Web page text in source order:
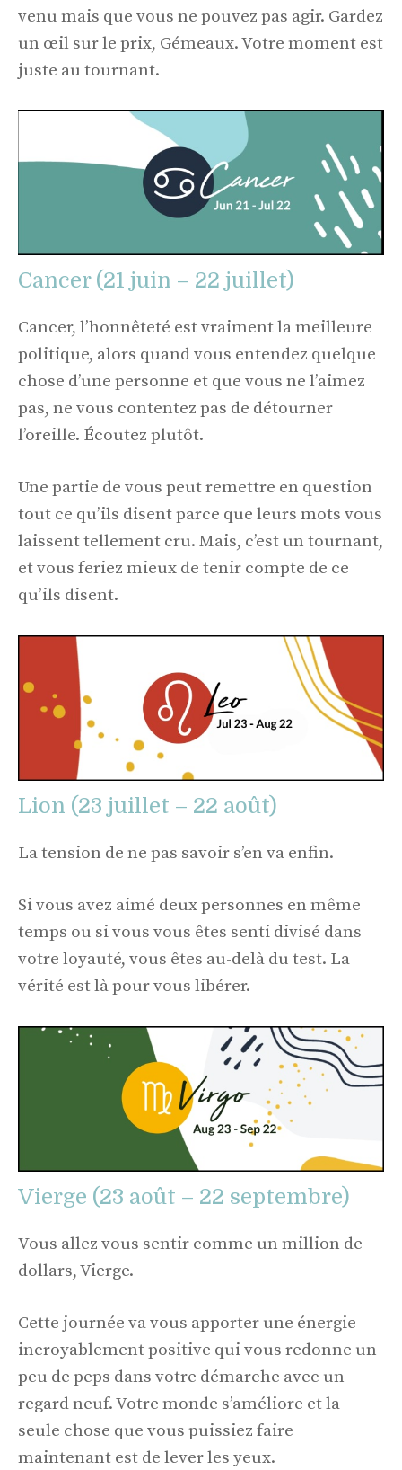
venu mais que vous ne pouvez pas agir. Gardez
un œil sur le prix, Gémeaux. Votre moment est
juste au tournant.
Cancer (21 juin – 22 juillet)
Cancer, l’honnêteté est vraiment la meilleure
politique, alors quand vous entendez quelque
chose d’une personne et que vous ne l’aimez
pas, ne vous contentez pas de détourner
l’oreille. Écoutez plutôt.
Une partie de vous peut remettre en question
tout ce qu’ils disent parce que leurs mots vous
laissent tellement cru. Mais, c’est un tournant,
et vous feriez mieux de tenir compte de ce
qu’ils disent.
Lion (23 juillet – 22 août)
La tension de ne pas savoir s’en va enfin.
Si vous avez aimé deux personnes en même
temps ou si vous vous êtes senti divisé dans
votre loyauté, vous êtes au-delà du test. La
vérité est là pour vous libérer.
Vierge (23 août – 22 septembre)
Vous allez vous sentir comme un million de
dollars, Vierge.
Cette journée va vous apporter une énergie
incroyablement positive qui vous redonne un
peu de peps dans votre démarche avec un
regard neuf. Votre monde s’améliore et la
seule chose que vous puissiez faire
maintenant est de lever les yeux.